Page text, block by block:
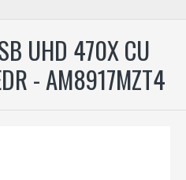
UHD 470X CU
- AM8917MZT4